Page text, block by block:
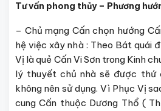
Tư vấn phong thủy – Phương
– Chủ mạng Cấn chọn hướng
hệ việc xây nhà : Theo Bát quái
Vị là quẻ Cấn Vi Sơn trong Kinh
lý thuyết chủ nhà sẽ được thứ
không nên sử dụng. Vì Phục Vị
cung Cấn thuộc Dương Thổ (